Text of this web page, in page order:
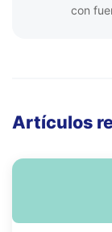
con
Artículos